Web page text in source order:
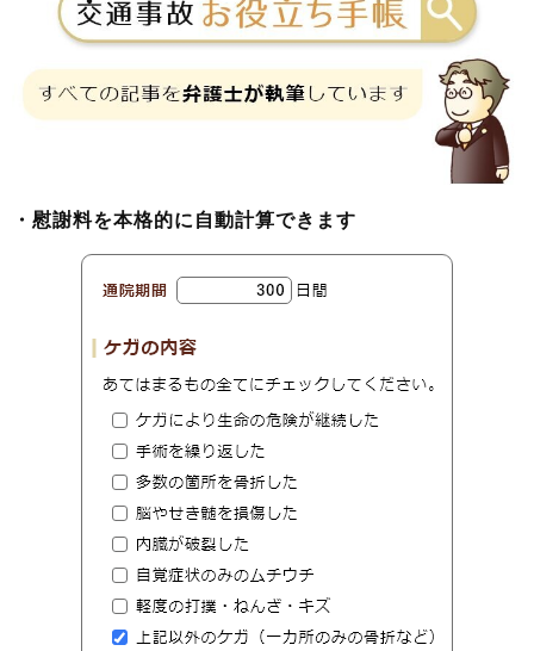
・慰謝料を本格的に自動計算できます